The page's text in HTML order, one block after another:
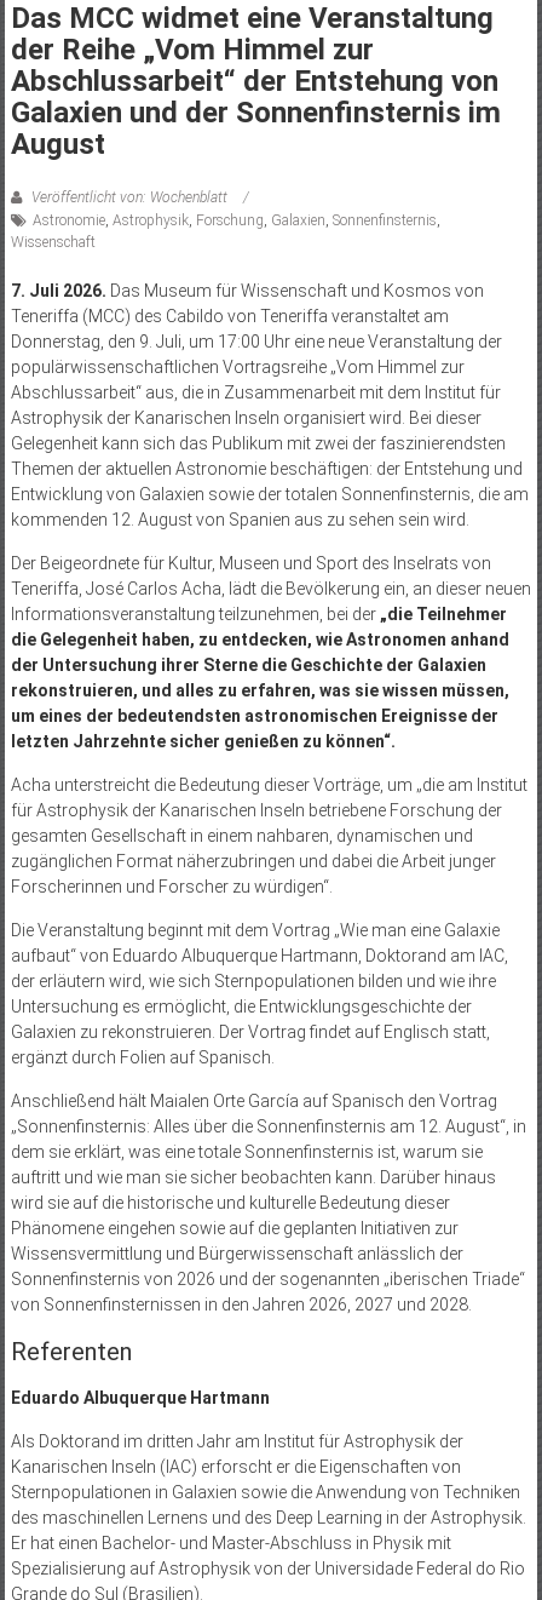
Das MCC widmet eine Veranstaltung
der Reihe „Vom Himmel zur
Abschlussarbeit“ der Entstehung von
Galaxien und der Sonnenfinsternis im
August
Veröffentlicht von: Wochenblatt
Astronomie, Astrophysik, Forschung, Galaxien, Sonnenfinsternis,
Wissenschaft
7. Juli 2026. Das Museum für Wissenschaft und Kosmos von
Teneriffa (MCC) des Cabildo von Teneriffa veranstaltet am
Donnerstag, den 9. Juli, um 17:00 Uhr eine neue Veranstaltung der
populärwissenschaftlichen Vortragsreihe „Vom Himmel zur
Abschlussarbeit“ aus, die in Zusammenarbeit mit dem Institut für
Astrophysik der Kanarischen Inseln organisiert wird. Bei dieser
Gelegenheit kann sich das Publikum mit zwei der faszinierendsten
Themen der aktuellen Astronomie beschäftigen: der Entstehung und
Entwicklung von Galaxien sowie der totalen Sonnenfinsternis, die am
kommenden 12. August von Spanien aus zu sehen sein wird.
Der Beigeordnete für Kultur, Museen und Sport des Inselrats von
Teneriffa, José Carlos Acha, lädt die Bevölkerung ein, an dieser neuen
Informationsveranstaltung teilzunehmen, bei der „die Teilnehmer
die Gelegenheit haben, zu entdecken, wie Astronomen anhand
der Untersuchung ihrer Sterne die Geschichte der Galaxien
rekonstruieren, und alles zu erfahren, was sie wissen müssen,
um eines der bedeutendsten astronomischen Ereignisse der
letzten Jahrzehnte sicher genießen zu können“.
Acha unterstreicht die Bedeutung dieser Vorträge, um „die am Institut
für Astrophysik der Kanarischen Inseln betriebene Forschung der
gesamten Gesellschaft in einem nahbaren, dynamischen und
zugänglichen Format näherzubringen und dabei die Arbeit junger
Forscherinnen und Forscher zu würdigen“.
Die Veranstaltung beginnt mit dem Vortrag „Wie man eine Galaxie
aufbaut“ von Eduardo Albuquerque Hartmann, Doktorand am IAC,
der erläutern wird, wie sich Sternpopulationen bilden und wie ihre
Untersuchung es ermöglicht, die Entwicklungsgeschichte der
Galaxien zu rekonstruieren. Der Vortrag findet auf Englisch statt,
ergänzt durch Folien auf Spanisch.
Anschließend hält Maialen Orte García auf Spanisch den Vortrag
„Sonnenfinsternis: Alles über die Sonnenfinsternis am 12. August“, in
dem sie erklärt, was eine totale Sonnenfinsternis ist, warum sie
auftritt und wie man sie sicher beobachten kann. Darüber hinaus
wird sie auf die historische und kulturelle Bedeutung dieser
Phänomene eingehen sowie auf die geplanten Initiativen zur
Wissensvermittlung und Bürgerwissenschaft anlässlich der
Sonnenfinsternis von 2026 und der sogenannten „iberischen Triade“
von Sonnenfinsternissen in den Jahren 2026, 2027 und 2028.
Referenten
Eduardo Albuquerque Hartmann
Als Doktorand im dritten Jahr am Institut für Astrophysik der
Kanarischen Inseln (IAC) erforscht er die Eigenschaften von
Sternpopulationen in Galaxien sowie die Anwendung von Techniken
des maschinellen Lernens und des Deep Learning in der Astrophysik.
Er hat einen Bachelor- und Master-Abschluss in Physik mit
Spezialisierung auf Astrophysik von der Universidade Federal do Rio
Grande do Sul (Brasilien).